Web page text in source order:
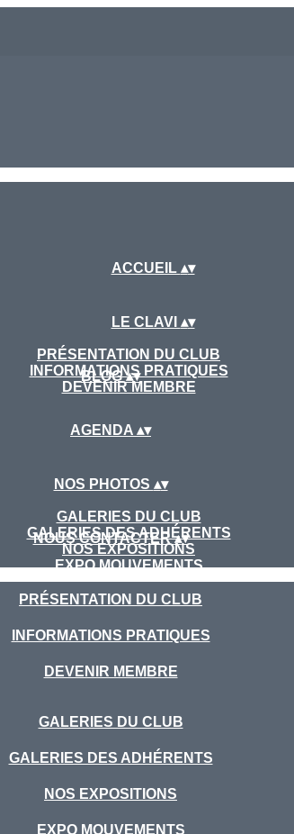
ACCUEIL ▴▾
LE CLAVI ▴▾
PRÉSENTATION DU CLUB
INFORMATIONS PRATIQUES
DEVENIR MEMBRE
BLOG▴▾
AGENDA ▴▾
NOS PHOTOS ▴▾
GALERIES DU CLUB
GALERIES DES ADHÉRENTS
NOS EXPOSITIONS
EXPO MOUVEMENTS
NOUS CONTACTER▴▾
PRÉSENTATION DU CLUB
INFORMATIONS PRATIQUES
DEVENIR MEMBRE
GALERIES DU CLUB
GALERIES DES ADHÉRENTS
NOS EXPOSITIONS
EXPO MOUVEMENTS